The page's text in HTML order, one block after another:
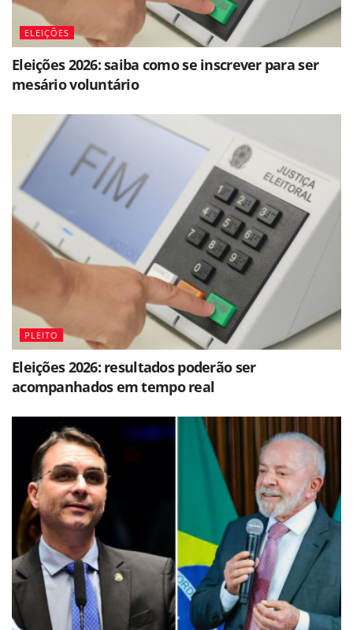
ELEIÇÕES
Eleições 2026: saiba como se inscrever para ser
mesário voluntário
PLEITO
Eleições 2026: resultados poderão ser
acompanhados em tempo real